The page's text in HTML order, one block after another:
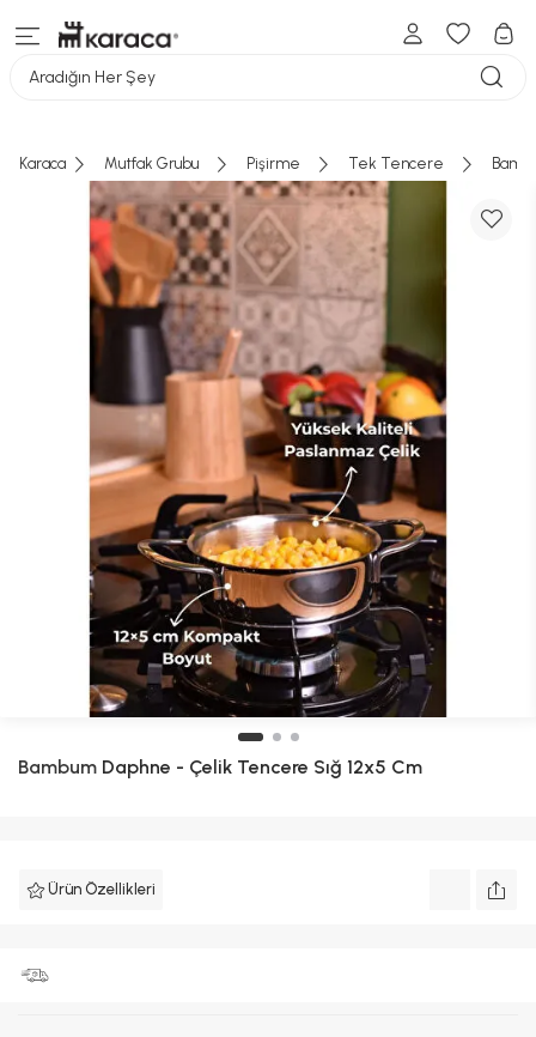
Aradığın Her Şey
Karaca Mutfak Grubu Pişirme Tek Tencere
Bambum Daphne - Çelik Tencere Sığ 12x5 Cm
Ürün Özellikleri